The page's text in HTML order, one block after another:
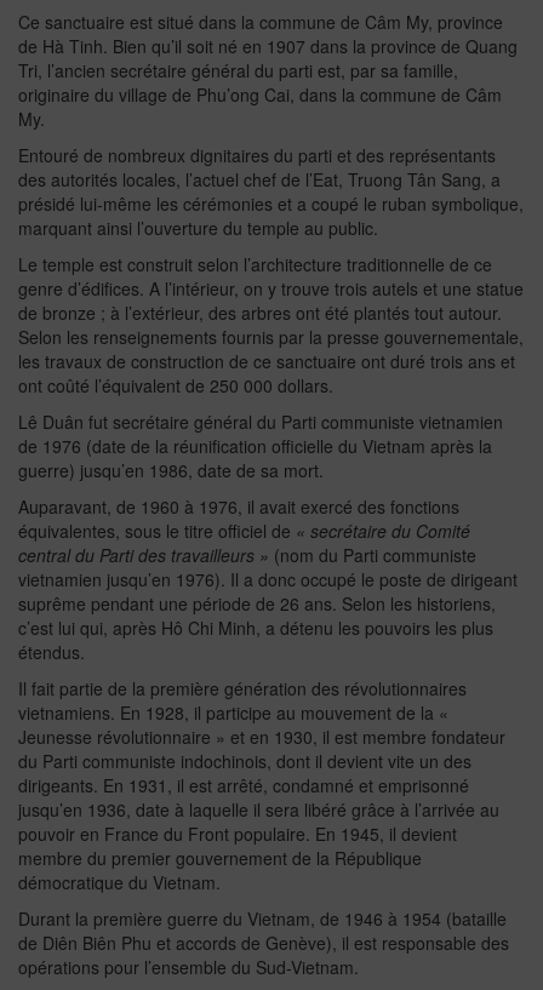
Ce sanctuaire est situé dans la commune de Câm My, province
de Hà Tinh. Bien qu’il soit né en 1907 dans la province de Quang
Tri, l’ancien secrétaire général du parti est, par sa famille,
originaire du village de Phu’ong Cai, dans la commune de Câm
My.
Entouré de nombreux dignitaires du parti et des représentants
des autorités locales, l’actuel chef de l’Eat, Truong Tân Sang, a
présidé lui-même les cérémonies et a coupé le ruban symbolique,
marquant ainsi l’ouverture du temple au public.
Le temple est construit selon l’architecture traditionnelle de ce
genre d’édifices. A l’intérieur, on y trouve trois autels et une statue
de bronze ; à l’extérieur, des arbres ont été plantés tout autour.
Selon les renseignements fournis par la presse gouvernementale,
les travaux de construction de ce sanctuaire ont duré trois ans et
ont coûté l’équivalent de 250 000 dollars.
Lê Duân fut secrétaire général du Parti communiste vietnamien
de 1976 (date de la réunification officielle du Vietnam après la
guerre) jusqu’en 1986, date de sa mort.
Auparavant, de 1960 à 1976, il avait exercé des fonctions
équivalentes, sous le titre officiel de « secrétaire du Comité
central du Parti des travailleurs » (nom du Parti communiste
vietnamien jusqu’en 1976). Il a donc occupé le poste de dirigeant
suprême pendant une période de 26 ans. Selon les historiens,
c’est lui qui, après Hô Chi Minh, a détenu les pouvoirs les plus
étendus.
Il fait partie de la première génération des révolutionnaires
vietnamiens. En 1928, il participe au mouvement de la «
Jeunesse révolutionnaire » et en 1930, il est membre fondateur
du Parti communiste indochinois, dont il devient vite un des
dirigeants. En 1931, il est arrêté, condamné et emprisonné
jusqu’en 1936, date à laquelle il sera libéré grâce à l’arrivée au
pouvoir en France du Front populaire. En 1945, il devient
membre du premier gouvernement de la République
démocratique du Vietnam.
Durant la première guerre du Vietnam, de 1946 à 1954 (bataille
de Diên Biên Phu et accords de Genève), il est responsable des
opérations pour l’ensemble du Sud-Vietnam.